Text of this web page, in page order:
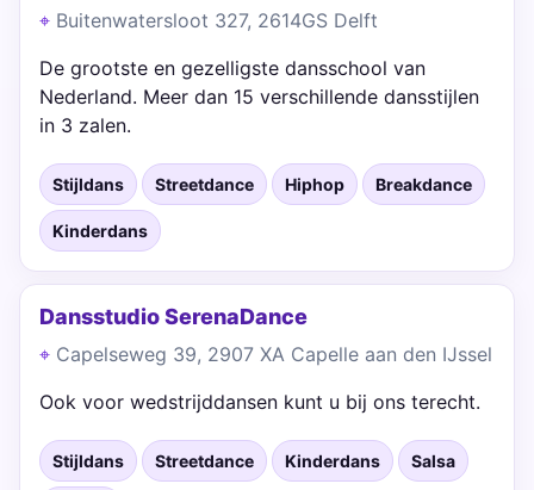
Buitenwatersloot 327, 2614GS Delft
De grootste en gezelligste dansschool van
Nederland. Meer dan 15 verschillende dansstijlen
in 3 zalen.
Stijldans Streetdance Hiphop Breakdance
Kinderdans
Dansstudio SerenaDance
Capelseweg 39, 2907 XA Capelle aan den IJssel
Ook voor wedstrijddansen kunt u bij ons terecht.
Stijldans Streetdance Kinderdans Salsa